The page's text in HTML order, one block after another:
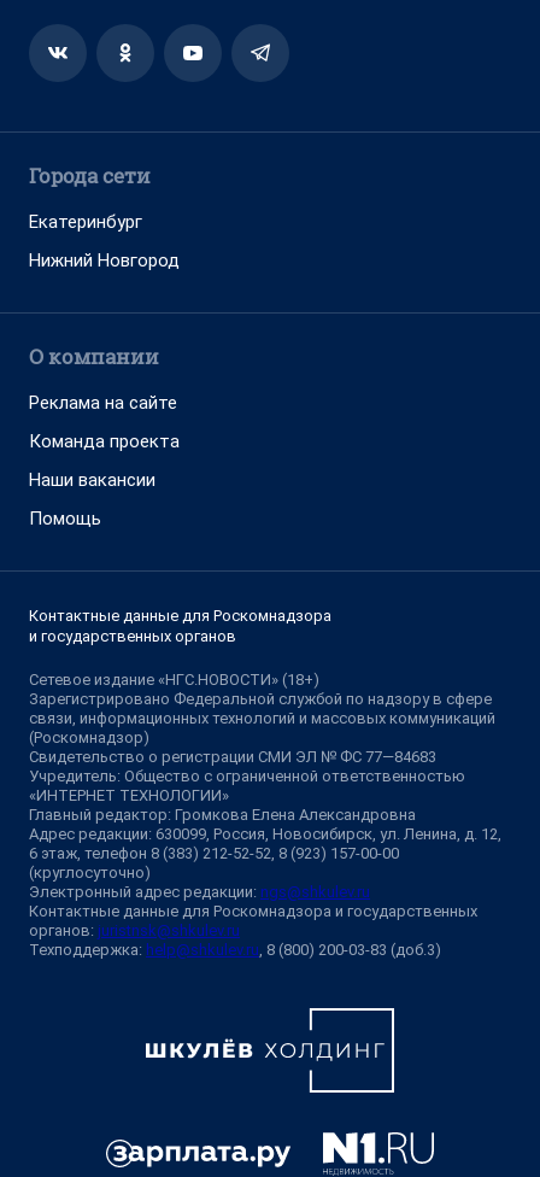
Города сети
Екатеринбург
Нижний Новгород
О компании
Реклама на сайте
Команда проекта
Наши вакансии
Помощь
Контактные данные для Роскомнадзора
и государственных органов
Сетевое издание «НГС.НОВОСТИ» (18+)
Зарегистрировано Федеральной службой по надзору в сфере
связи, информационных технологий и массовых коммуникаций
(Роскомнадзор)
Свидетельство о регистрации СМИ ЭЛ № ФС 77—84683
Учредитель: Общество с ограниченной ответственностью
«ИНТЕРНЕТ ТЕХНОЛОГИИ»
Главный редактор: Громкова Елена Александровна
Адрес редакции: 630099, Россия, Новосибирск, ул. Ленина, д. 12,
6 этаж, телефон 8 (383) 212-52-52, 8 (923) 157-00-00
(круглосуточно)
Электронный адрес редакции: ngs@shkulev.ru
Контактные данные для Роскомнадзора и государственных
органов: juristnsk@shkulev.ru
Техподдержка: help@shkulev.ru, 8 (800) 200-03-83 (доб.3)